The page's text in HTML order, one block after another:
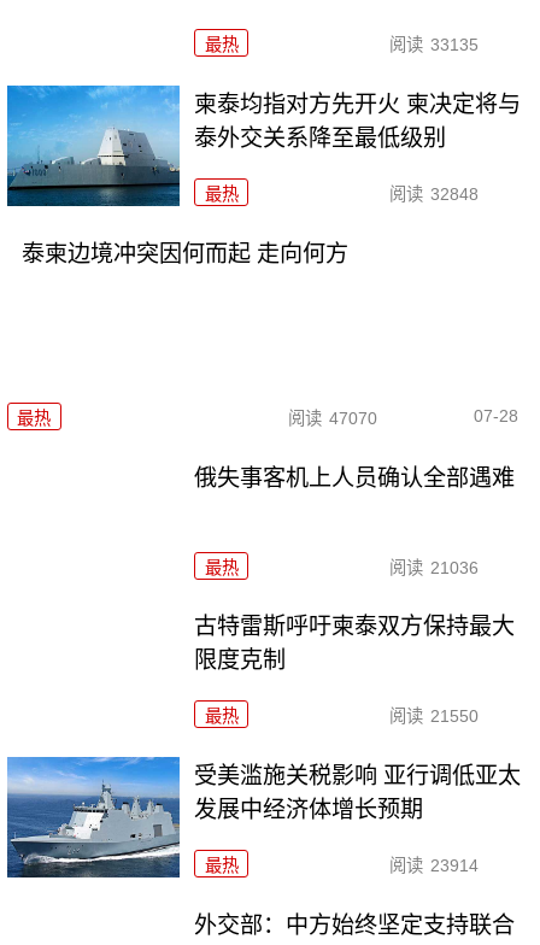
最热 阅读 33135
柬泰均指对方先开火 柬决定将与
泰外交关系降至最低级别
最热 阅读 32848
泰柬边境冲突因何而起 走向何方
最热 阅读 47070 07-28
俄失事客机上人员确认全部遇难
最热 阅读 21036
古特雷斯呼吁柬泰双方保持最大
限度克制
最热 阅读 21550
受美滥施关税影响 亚行调低亚太
发展中经济体增长预期
最热 阅读 23914
外交部：中方始终坚定支持联合